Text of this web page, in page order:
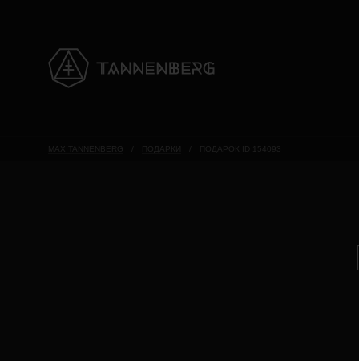
MAX TANNENBERG ПОДАРКИ ПОДАРОК ID 154093